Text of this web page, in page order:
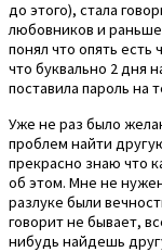
до этого), стала
любовников и раньше
понял что опять есть
что буквально 2 дня
поставила пароль на
Уже не раз было
проблем найти
прекрасно знаю что
об этом. Мне не
разлуке были
говорит не бывает,
нибудь найдешь